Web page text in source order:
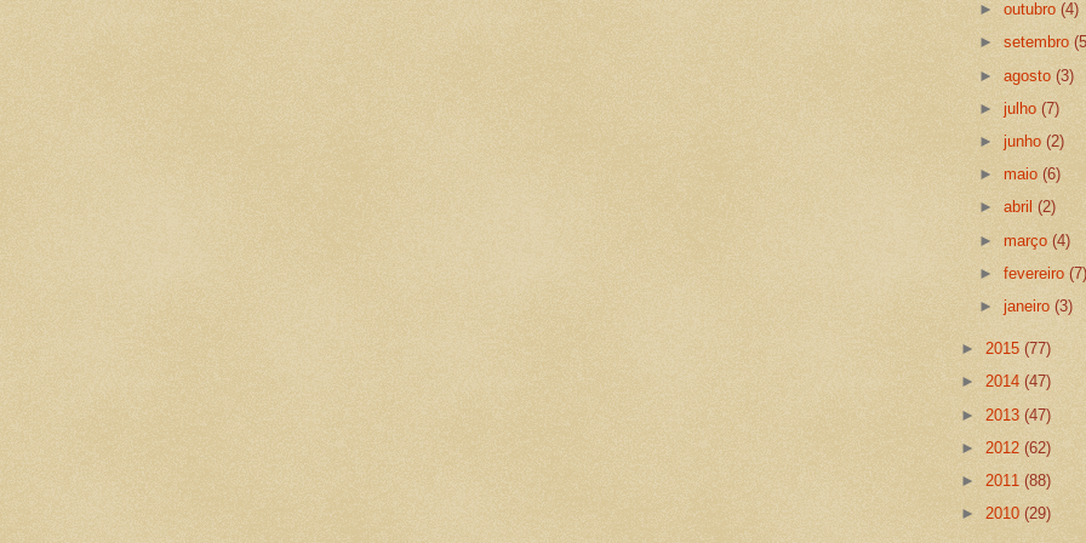
►outubro(4)
►setembro
►agosto(3)
►julho(7)
► junho(2)
►maio(6)
►abril(2)
►março(4)
►fevereiro
► janeiro(3)
► 2015 (77)
► 2014 (47)
► 2013 (47)
► 2012 (62)
► 2011 (88)
► 2010 (29)